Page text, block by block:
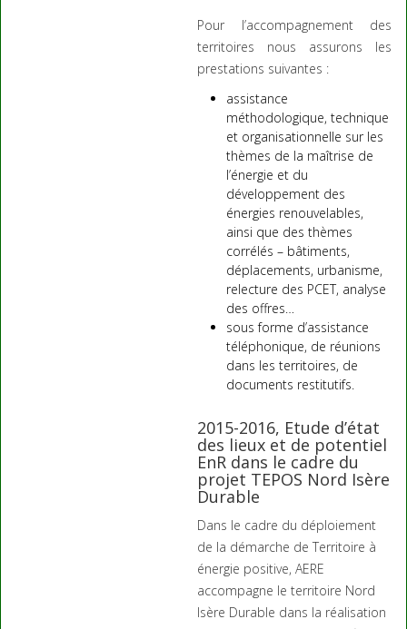
Pour l’accompagnement des
territoires nous assurons les
prestations suivantes :
assistance
méthodologique, technique
et organisationnelle sur les
thèmes de la maîtrise de
l’énergie et du
développement des
énergies renouvelables,
ainsi que des thèmes
corrélés – bâtiments,
déplacements, urbanisme,
relecture des PCET, analyse
des offres…
sous forme d’assistance
téléphonique, de réunions
dans les territoires, de
documents restitutifs.
2015-2016, Etude d’état
des lieux et de potentiel
EnR dans le cadre du
projet TEPOS Nord Isère
Durable
Dans le cadre du déploiement
de la démarche de Territoire à
énergie positive, AERE
accompagne le territoire Nord
Isère Durable dans la réalisation